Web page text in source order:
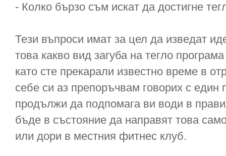
- Колко бързо съм искат да достигне
Тези въпроси имат за цел да изведат
това какво вид загуба на тегло
като сте прекарали известно време в
себе си аз препоръчвам говорих с един
продължи да подпомага ви води в
бъде в състояние да направят това
или дори в местния фитнес клуб.